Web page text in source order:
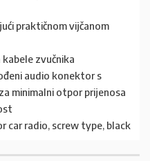
praktičnom vijčanom
zvučnika
audio konektor s
minimalni otpor prijenosa
car radio, screw type, black